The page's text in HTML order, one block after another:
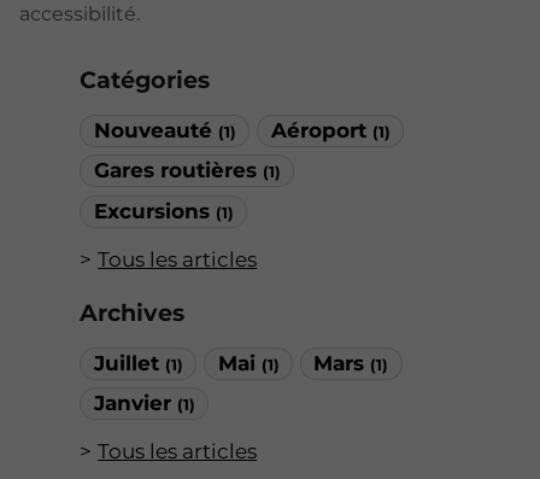
Catégories
Nouveauté (1) Aéroport (1)
Gares routières (1)
Excursions (1)
Tous les articles
Archives
Juillet (1) Mai (1) Mars (1)
Janvier (1)
Tous les articles
accessibilité.